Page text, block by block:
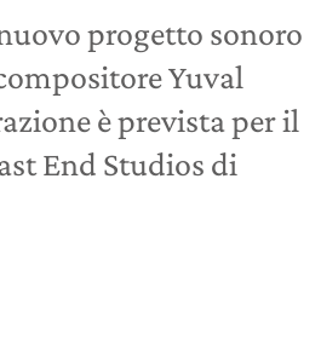
progetto sonoro
Yuval
è prevista per il
End Studios di